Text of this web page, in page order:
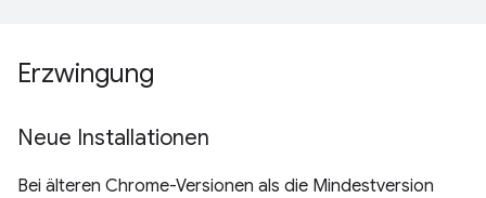
Erzwingung
Neue Installationen
Bei älteren Chrome-Versionen als die Mindestversion